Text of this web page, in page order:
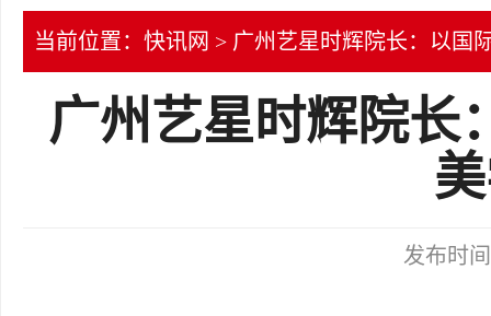
当前位置： 快讯网 > 广州艺星时辉院长：以国
广州艺星时辉院长
发布时